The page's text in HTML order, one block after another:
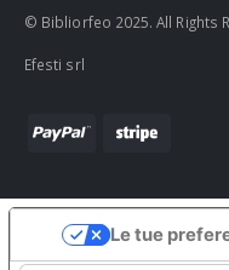
© Bibliorfeo 2025. All Rights
Efesti srl
Le tue